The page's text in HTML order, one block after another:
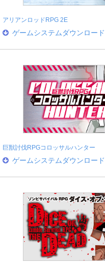
アリアンロッドRPG 2E
ゲームシステムダウンロード
巨獣討伐RPGコロッサルハンター
ゲームシステムダウンロード